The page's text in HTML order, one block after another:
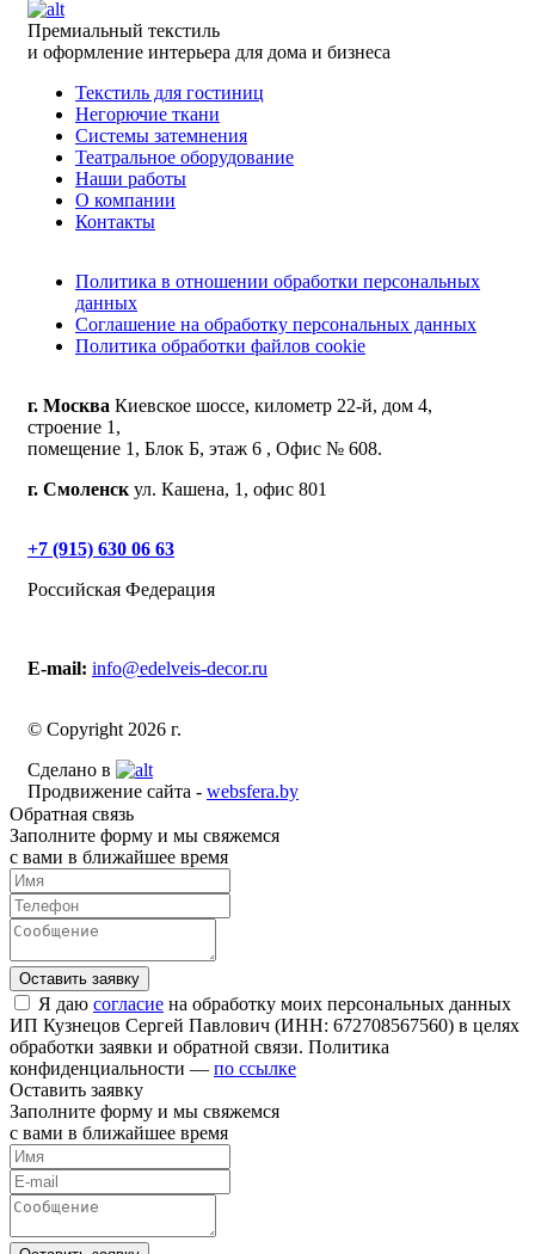
Премиальный текстиль
и оформление интерьера для дома и бизнеса
Текстиль для гостиниц
Негорючие ткани
Системы затемнения
Театральное оборудование
Наши работы
О компании
Контакты
Политика в отношении обработки персональных
данных
Соглашение на обработку персональных данных
Политика обработки файлов cookie
г. Москва Киевское шоссе, километр 22-й, дом 4,
строение 1,
помещение 1, Блок Б, этаж 6 , Офис № 608.
г. Смоленскул. Кашена, 1, офис 801
+7 (915) 630 06 63
Российская Федерация
E-mail: info@edelveis-decor.ru
© Copyright 2026 г.
Сделано в
Продвижение сайта - websfera.by
Обратная связь
Заполните форму и мы свяжемся
с вами в ближайшее время
Я даю согласие на обработку моих персональных данных
ИП Кузнецов Сергей Павлович (ИНН: 672708567560) в целях
обработки заявки и обратной связи. Политика
конфиденциальности — по ссылке
Оставить заявку
Заполните форму и мы свяжемся
с вами в ближайшее время